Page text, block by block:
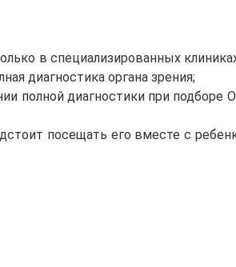
в специализированных
диагностика органа зрения;
полной диагностики при подборе
посещать его вместе с